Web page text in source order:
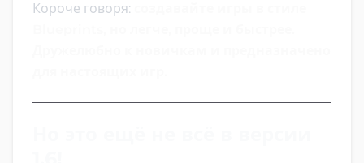
Короче говоря: